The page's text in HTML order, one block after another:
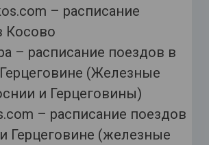
– расписание
Косово
– расписание поездов в
(Железные
и Герцеговины)
– расписание поездов
Герцеговине (железные